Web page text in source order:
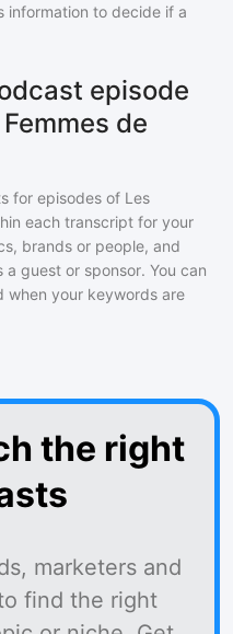
information to decide if a
episode
de
for episodes of Les
each transcript for your
brands or people, and
guest or sponsor. You can
when your keywords are
the right
marketers and
find the right